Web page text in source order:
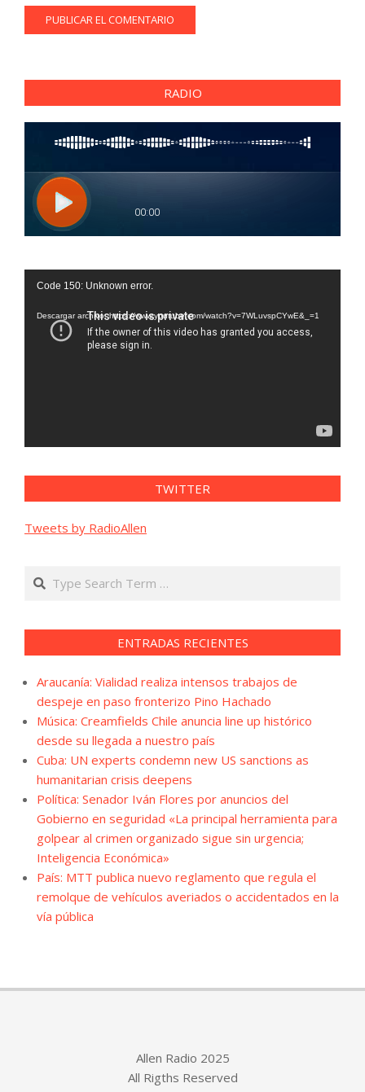
RADIO
Reproductor
vídeo
Code 150: Unknown error.
Descargar archivo: https://www.youtube.com/watch?v=7WLuvspCYwE&_=1
TWITTER
Tweets by RadioAllen
Search
ENTRADAS RECIENTES
Araucanía: Vialidad realiza intensos trabajos de
despeje en paso fronterizo Pino Hachado
Música: Creamfields Chile anuncia line up histórico
desde su llegada a nuestro país
Cuba: UN experts condemn new US sanctions as
humanitarian crisis deepens
Política: Senador Iván Flores por anuncios del
Gobierno en seguridad «La principal herramienta para
golpear al crimen organizado sigue sin urgencia;
Inteligencia Económica»
País: MTT publica nuevo reglamento que regula el
remolque de vehículos averiados o accidentados en la
vía pública
Allen Radio 2025
All Rigths Reserved